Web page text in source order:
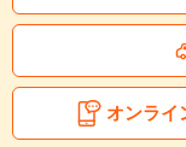
オンライ